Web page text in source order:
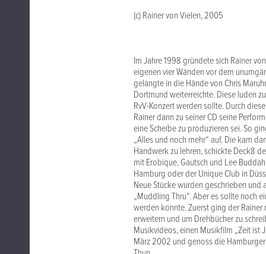
(c) Rainer von Vielen, 2005
Im Jahre 1998 gründete sich Rainer
eigenen vier Wänden vor dem
gelangte in die Hände von Chris
Dortmund weiterreichte. Diese luden
RvV-Konzert werden sollte. Durch
Rainer dann zu seiner CD seine
eine Scheibe zu produzieren sei. So
„Alles und noch mehr“ auf. Die kam
Handwerk zu lehren, schickte Deck8
mit Erobique, Gautsch und Lee
Hamburg oder der Unique Club in
Neue Stücke wurden geschrieben und
„Muddling Thru“. Aber es sollte noch
werden konnte. Zuerst ging der
erweitern und um Drehbücher zu
Musikvideos, einen Musikfilm „Zeit ist
März 2002 und genoss die